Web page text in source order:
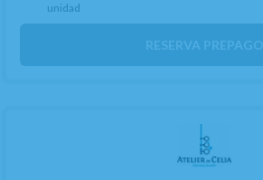
unidad
RESERVA PREPAGO